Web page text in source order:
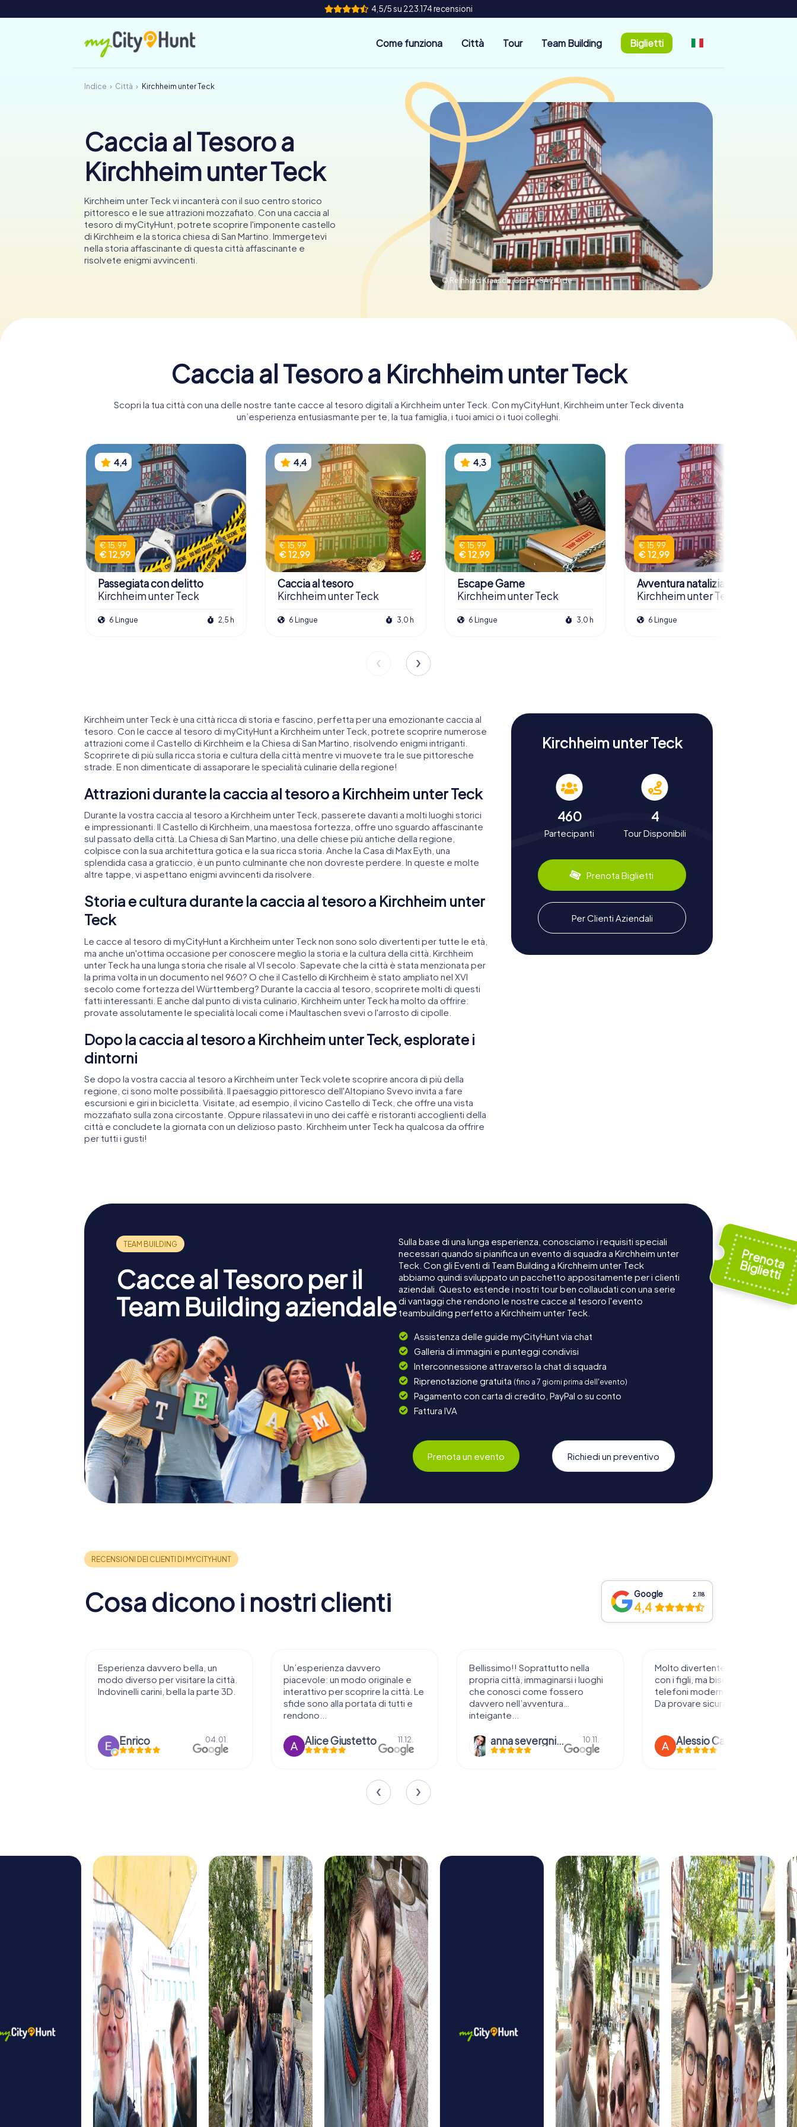
4,5/5 su 223.174 recensioni
Come funziona Città Tour Team Building Biglietti
Indice Città Kirchheim unter Teck
Caccia al Tesoro a
Kirchheim unter Teck
Kirchheim unter Teck vi incanterà con il suo centro storico
pittoresco e le sue attrazioni mozzafiato. Con una caccia al
tesoro di myCityHunt, potrete scoprire l'imponente castello
di Kirchheim e la storica chiesa di San Martino. Immergetevi
nella storia affascinante di questa città affascinante e
risolvete enigmi avvincenti.
© Reinhard Kraasch,CC BY-SA 2.0 de
Caccia al Tesoro a Kirchheim unter Teck
Scopri la tua città con una delle nostre tante cacce al tesoro digitali a Kirchheim unter Teck. Con myCityHunt, Kirchheim unter Teck diventa
un’esperienza entusiasmante per te, la tua famiglia, i tuoi amici o i tuoi colleghi.
4,4
€ 15,99
€ 12,99
Passegiata con delitto
Kirchheim unter Teck
6 Lingue 2,5 h
4,4
€ 15,99
€ 12,99
Caccia al tesoro
Kirchheim unter Teck
6 Lingue 3,0 h
4,3
€ 15,99
€ 12,99
Escape Game
Kirchheim unter Teck
6 Lingue 3,0 h
€ 15,99
€ 12,99
Avventura natalizia
Kirchheim unter Teck
6 Lingue
Kirchheim unter Teck è una città ricca di storia e fascino, perfetta per una emozionante caccia al
tesoro. Con le cacce al tesoro di myCityHunt a Kirchheim unter Teck, potrete scoprire numerose
attrazioni come il Castello di Kirchheim e la Chiesa di San Martino, risolvendo enigmi intriganti.
Scoprirete di più sulla ricca storia e cultura della città mentre vi muovete tra le sue pittoresche
strade. E non dimenticate di assaporare le specialità culinarie della regione!
Attrazioni durante la caccia al tesoro a Kirchheim unter Teck
Durante la vostra caccia al tesoro a Kirchheim unter Teck, passerete davanti a molti luoghi storici
e impressionanti. Il Castello di Kirchheim, una maestosa fortezza, offre uno sguardo affascinante
sul passato della città. La Chiesa di San Martino, una delle chiese più antiche della regione,
colpisce con la sua architettura gotica e la sua ricca storia. Anche la Casa di Max Eyth, una
splendida casa a graticcio, è un punto culminante che non dovreste perdere. In queste e molte
altre tappe, vi aspettano enigmi avvincenti da risolvere.
Storia e cultura durante la caccia al tesoro a Kirchheim unter
Teck
Le cacce al tesoro di myCityHunt a Kirchheim unter Teck non sono solo divertenti per tutte le età,
ma anche un'ottima occasione per conoscere meglio la storia e la cultura della città. Kirchheim
unter Teck ha una lunga storia che risale al VI secolo. Sapevate che la città è stata menzionata per
la prima volta in un documento nel 960? O che il Castello di Kirchheim è stato ampliato nel XVI
secolo come fortezza del Württemberg? Durante la caccia al tesoro, scoprirete molti di questi
fatti interessanti. E anche dal punto di vista culinario, Kirchheim unter Teck ha molto da offrire:
provate assolutamente le specialità locali come i Maultaschen svevi o l'arrosto di cipolle.
Dopo la caccia al tesoro a Kirchheim unter Teck, esplorate i
dintorni
Se dopo la vostra caccia al tesoro a Kirchheim unter Teck volete scoprire ancora di più della
regione, ci sono molte possibilità. Il paesaggio pittoresco dell'Altopiano Svevo invita a fare
escursioni e giri in bicicletta. Visitate, ad esempio, il vicino Castello di Teck, che offre una vista
mozzafiato sulla zona circostante. Oppure rilassatevi in uno dei caffè e ristoranti accoglienti della
città e concludete la giornata con un delizioso pasto. Kirchheim unter Teck ha qualcosa da offrire
per tutti i gusti!
Kirchheim unter Teck
460
Partecipanti
4
Tour Disponibili
Prenota Biglietti
Per Clienti Aziendali
Cacce al Tesoro per il
Team Building aziendale
Sulla base di una lunga esperienza, conosciamo i requisiti speciali
necessari quando si pianifica un evento di squadra a Kirchheim unter
Teck. Con gli Eventi di Team Building a Kirchheim unter Teck
abbiamo quindi sviluppato un pacchetto appositamente per i clienti
aziendali. Questo estende i nostri tour ben collaudati con una serie
di vantaggi che rendono le nostre cacce al tesoro l'evento
teambuilding perfetto a Kirchheim unter Teck.
Assistenza delle guide myCityHunt via chat
Galleria di immagini e punteggi condivisi
Interconnessione attraverso la chat di squadra
Riprenotazione gratuita (fino a 7 giorni prima dell'evento)
Pagamento con carta di credito, PayPal o su conto
Fattura IVA
Prenota un evento Richiedi un preventivo
Cosa dicono i nostri clienti Google 2.118
4,4
Esperienza davvero bella, un
modo diverso per visitare la città.
Indovinelli carini, bella la parte 3D.
Enrico 04.01.
Un’esperienza davvero
piacevole: un modo originale e
interattivo per scoprire la città. Le
sfide sono alla portata di tutti e
rendono...
Alice Giustetto 11.12.
Bellissimo!! Soprattutto nella
propria città, immaginarsi i luoghi
che conosci come fossero
davvero nell’avventura…
inteigante...
anna severgnini 10.11.
Molto divertente da sperimentare
con i figli, ma bisogna avere
telefoni moderni e rete stabile.
Da provare sicuramente !
Alessio Car